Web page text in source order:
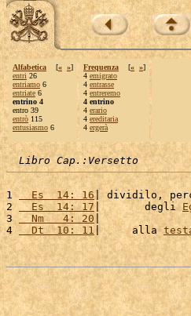
Alfabetica [« »]
entri 26
entriamo 6
entriate 6
entrino 4
entro 39
entrò 115
entusiasmo 6
Frequenza [« »]
4 emigrato
4 entrasse
4 entreremo
4 entrino
4 erario
4 ereditaria
4 ergerà
Libro Cap.:Versetto
1
  Es  14: 16
| dividilo,
2
  Es  14: 17
|       degli
3
  Nm   4: 20
|
4
  Dt  10: 11
|     alla